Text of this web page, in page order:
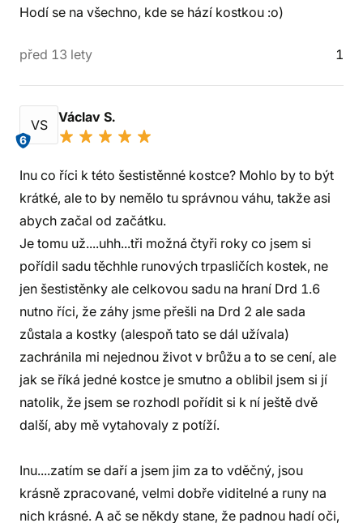
Hodí se na všechno, kde se hází kostkou :o)
před 13 lety 1
VS
6
Václav S.
Inu co říci k této šestistěnné kostce? Mohlo by to být
krátké, ale to by nemělo tu správnou váhu, takže asi
abych začal od začátku.
Je tomu už....uhh...tři možná čtyři roky co jsem si
pořídil sadu těchhle runových trpasličích kostek, ne
jen šestistěnky ale celkovou sadu na hraní Drd 1.6
nutno říci, že záhy jsme přešli na Drd 2 ale sada
zůstala a kostky (alespoň tato se dál užívala)
zachránila mi nejednou život v brůžu a to se cení, ale
jak se říká jedné kostce je smutno a oblibil jsem si jí
natolik, že jsem se rozhodl pořídit si k ní ještě dvě
další, aby mě vytahovaly z potíží.
Inu....zatím se daří a jsem jim za to vděčný, jsou
krásně zpracované, velmi dobře viditelné a runy na
nich krásné. A ač se někdy stane, že padnou hadí oči,